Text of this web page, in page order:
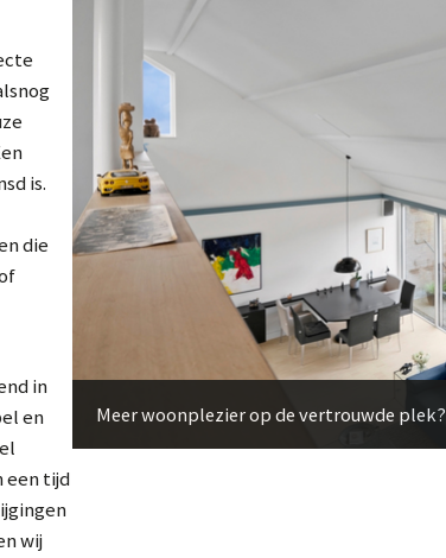
Meer woonplezier op de vertrouwde plek?
is.
die
in
en
een tijd
wij